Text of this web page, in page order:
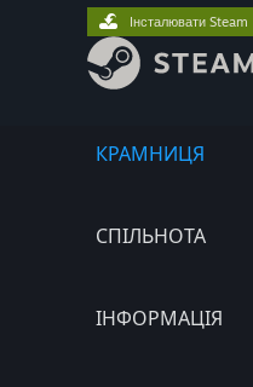
КРАМНИЦЯ
СПІЛЬНОТА
ІНФОРМАЦІЯ
Інсталювати Steam